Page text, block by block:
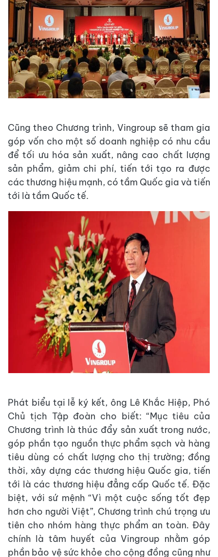
Cũng theo Chương trình, Vingroup sẽ tham gia
góp vốn cho một số doanh nghiệp có nhu cầu
để tối ưu hóa sản xuất, nâng cao chất lượng
sản phẩm, giảm chi phí, tiến tới tạo ra được
các thương hiệu mạnh, có tầm Quốc gia và tiến
tới là tầm Quốc tế.
Phát biểu tại lễ ký kết, ông Lê Khắc Hiệp, Phó
Chủ tịch Tập đoàn cho biết: “Mục tiêu của
Chương trình là thúc đẩy sản xuất trong nước,
góp phần tạo nguồn thực phẩm sạch và hàng
tiêu dùng có chất lượng cho thị trường; đồng
thời, xây dựng các thương hiệu Quốc gia, tiến
tới là các thương hiệu đẳng cấp Quốc tế. Đặc
biệt, với sứ mệnh “Vì một cuộc sống tốt đẹp
hơn cho người Việt”, Chương trình chú trọng ưu
tiên cho nhóm hàng thực phẩm an toàn. Đây
chính là tâm huyết của Vingroup nhằm góp
phần bảo vệ sức khỏe cho cộng đồng cũng như